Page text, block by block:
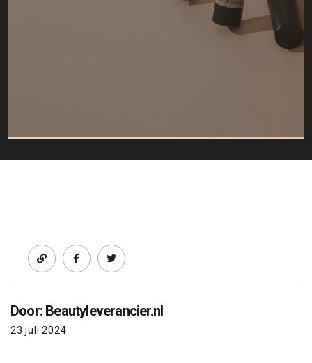
Facebooktwitter
Door: Beautyleverancier.nl
23 juli 2024